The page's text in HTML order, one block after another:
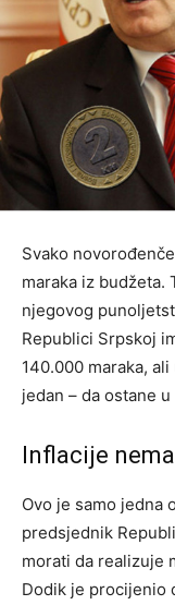
Svako
maraka iz budžeta.
njegovog
Republici Srpskoj
140.000 maraka,
jedan – da ostane
Inflacije nema
Ovo je samo jedna
predsjednik
morati da realizuje
Dodik je procijenio